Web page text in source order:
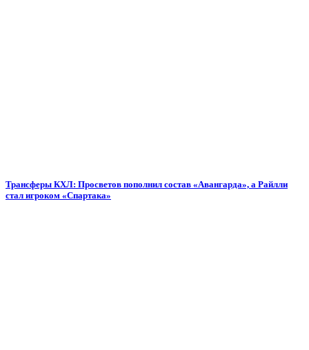
Трансферы КХЛ: Просветов пополнил состав «Авангарда», а Райлли
стал игроком «Спартака»